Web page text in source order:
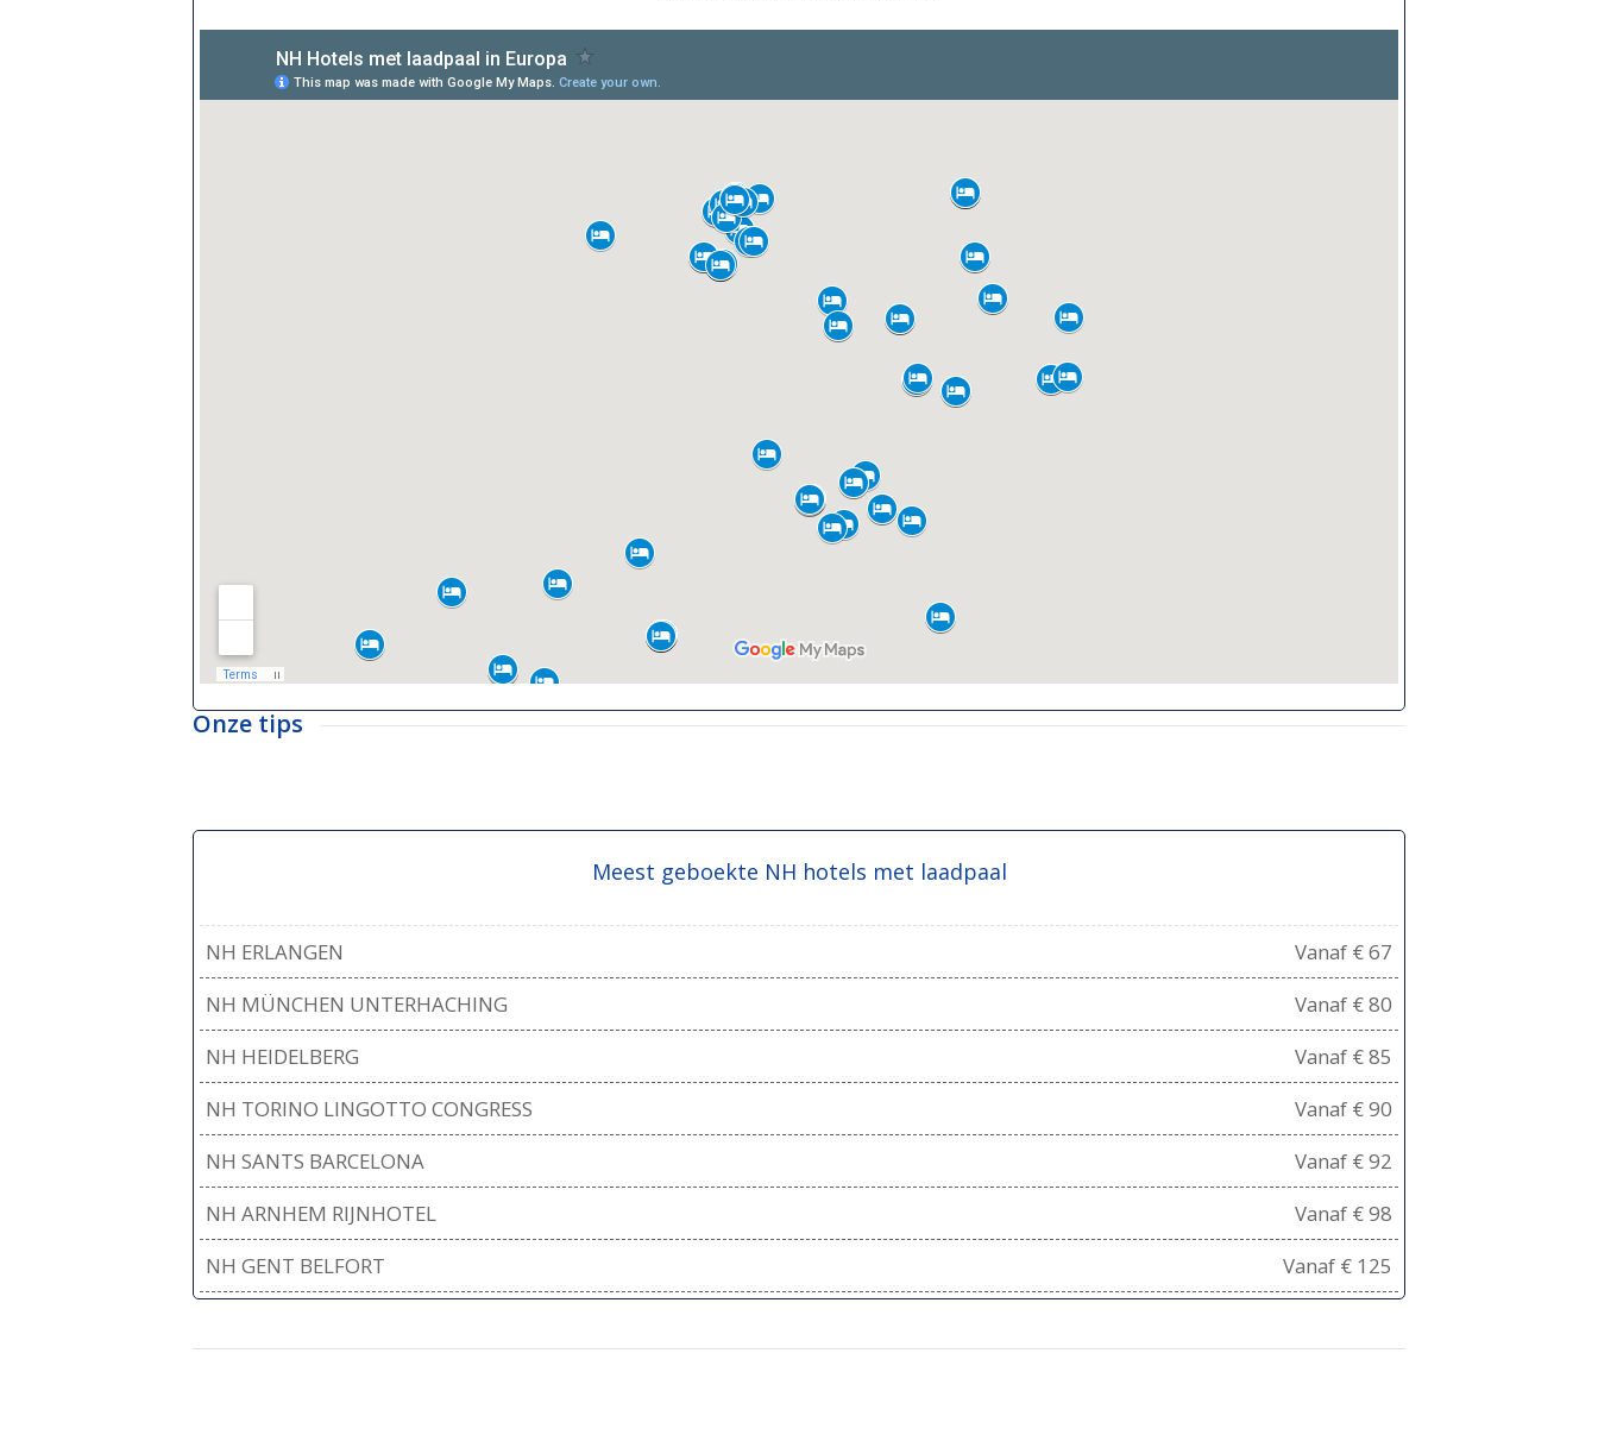
Onze tips
Meest geboekte NH hotels met laadpaal
NH ERLANGEN
Vanaf € 67
NH MÜNCHEN UNTERHACHING
Vanaf € 80
NH HEIDELBERG
Vanaf € 85
NH TORINO LINGOTTO CONGRESS
Vanaf € 90
NH SANTS BARCELONA
Vanaf € 92
NH ARNHEM RIJNHOTEL
Vanaf € 98
NH GENT BELFORT
Vanaf € 125